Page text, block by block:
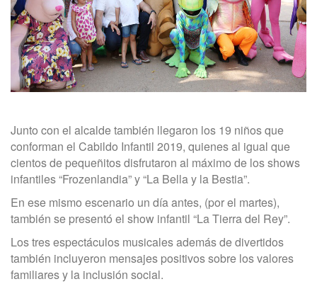
Junto con el alcalde también llegaron los 19 niños que
conforman el Cabildo Infantil 2019, quienes al igual que
cientos de pequeñitos disfrutaron al máximo de los shows
infantiles “Frozenlandia” y “La Bella y la Bestia”.
En ese mismo escenario un día antes, (por el martes),
también se presentó el show infantil “La Tierra del Rey”.
Los tres espectáculos musicales además de divertidos
también incluyeron mensajes positivos sobre los valores
familiares y la inclusión social.